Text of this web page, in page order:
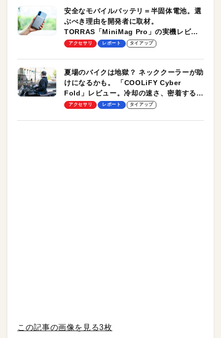
安全なモバイルバッテリ＝半固体電池。選
ぶべき理由を開発者に取材。
TORRAS「MiniMag Pro」の実機レビュ
ーも
アクセサリ レポート タイアップ
夏場のバイクは地獄？ ネッククーラーが助
けになるかも。 「COOLiFY Cyber
Fold」レビュー。冷却の速さ、密着する冷
却プレート、シンプルな操作性がグッド！
アクセサリ レポート タイアップ
この記事の画像を見る3枚